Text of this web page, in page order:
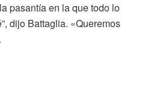
pasantía en la que todo lo
dijo Battaglia. «Queremos